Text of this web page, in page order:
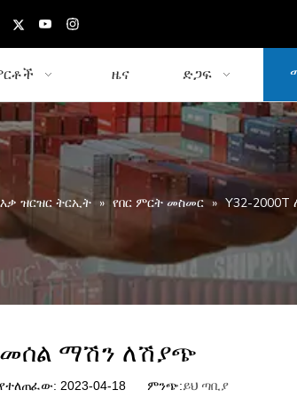
ዜና ድጋፍ
ዝርዝር ትርኢት » የበር ምርት መስመር » Y32-
ማሽን ለሽያጭ
2023-04-18 ምንጭ:ይህ ጣቢያ